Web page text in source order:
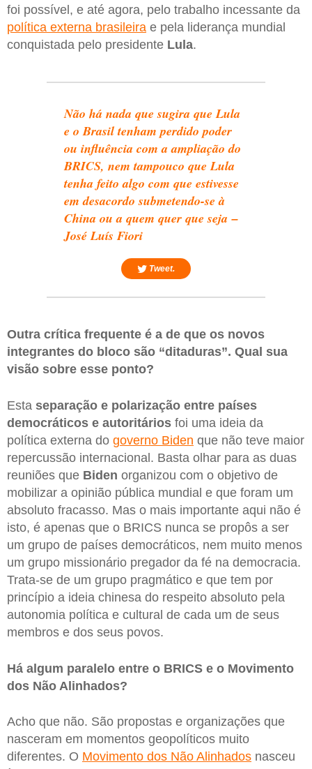
foi possível, e até agora, pelo trabalho incessante da
política externa brasileira e pela liderança mundial
conquistada pelo presidente Lula.
Não há nada que sugira que Lula
e o Brasil tenham perdido poder
ou influência com a ampliação do
BRICS, nem tampouco que Lula
tenha feito algo com que estivesse
em desacordo submetendo-se à
China ou a quem quer que seja –
José Luís Fiori
Tweet.
Outra crítica frequente é a de que os novos
integrantes do bloco são “ditaduras”. Qual sua
visão sobre esse ponto?
Esta separação e polarização entre países
democráticos e autoritários foi uma ideia da
política externa do governo Biden que não teve maior
repercussão internacional. Basta olhar para as duas
reuniões que Biden organizou com o objetivo de
mobilizar a opinião pública mundial e que foram um
absoluto fracasso. Mas o mais importante aqui não é
isto, é apenas que o BRICS nunca se propôs a ser
um grupo de países democráticos, nem muito menos
um grupo missionário pregador da fé na democracia.
Trata-se de um grupo pragmático e que tem por
princípio a ideia chinesa do respeito absoluto pela
autonomia política e cultural de cada um de seus
membros e dos seus povos.
Há algum paralelo entre o BRICS e o Movimento
dos Não Alinhados?
Acho que não. São propostas e organizações que
nasceram em momentos geopolíticos muito
diferentes. O Movimento dos Não Alinhados nasceu